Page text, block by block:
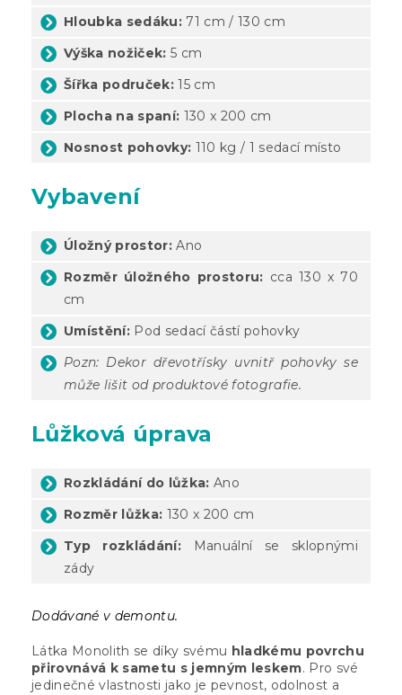
Hloubka sedáku: 71 cm / 130 cm
Výška nožiček:5 cm
Šířka područek: 15 cm
Plocha na spaní: 130 x 200 cm
Nosnost pohovky: 110 kg / 1 sedací místo
Vybavení
Úložný prostor: Ano
Rozměr úložného prostoru: cca 130 x 70
cm
Umístění: Pod sedací částí pohovky
Pozn: Dekor dřevotřísky uvnitř pohovky se
může lišit od produktové fotografie.
Lůžková úprava
Rozkládání do lůžka: Ano
Rozměr lůžka: 130 x 200 cm
Typ rozkládání: Manuální se sklopnými
zády
Dodávané v demontu.
Látka Monolith se díky svému hladkému povrchu
přirovnává k sametu s jemným leskem. Pro své
jedinečné vlastnosti jako je pevnost, odolnost a